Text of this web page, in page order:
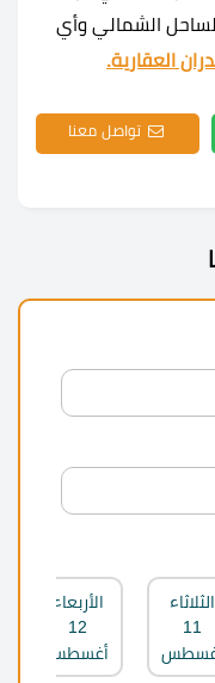
الشمالي وأي
العقارية.
تواصل معنا
الثلاثاء
11
الأربعاء
12
أغسطس